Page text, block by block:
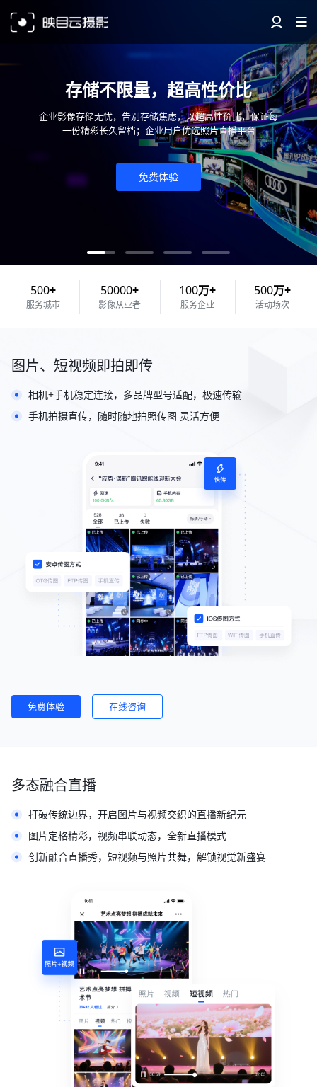
存储不限量，超高性价比
企业影像存储无忧，告别存储焦虑，以超高性价比，保证每
一份精彩长久留档；企业用户优选照片直播平台
免费体验
500+
服务城市
50000+
影像从业者
100万+
服务企业
500万+
活动场次
图片、短视频即拍即传
相机+手机稳定连接，多品牌型号适配，极速传输
手机拍摄直传，随时随地拍照传图 灵活方便
免费体验 在线咨询
多态融合直播
打破传统边界，开启图片与视频交织的直播新纪元
图片定格精彩，视频串联动态，全新直播模式
创新融合直播秀，短视频与照片共舞，解锁视觉新盛宴